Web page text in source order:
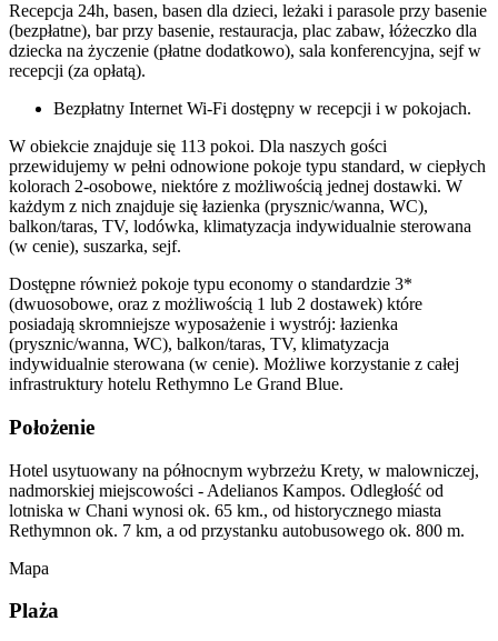
Recepcja 24h, basen, basen dla dzieci, leżaki i parasole przy basenie
(bezpłatne), bar przy basenie, restauracja, plac zabaw, łóżeczko dla
dziecka na życzenie (płatne dodatkowo), sala konferencyjna, sejf w
recepcji (za opłatą).
Bezpłatny Internet Wi-Fi dostępny w recepcji i w pokojach.
W obiekcie znajduje się 113 pokoi. Dla naszych gości
przewidujemy w pełni odnowione pokoje typu standard, w ciepłych
kolorach 2-osobowe, niektóre z możliwością jednej dostawki. W
każdym z nich znajduje się łazienka (prysznic/wanna, WC),
balkon/taras, TV, lodówka, klimatyzacja indywidualnie sterowana
(w cenie), suszarka, sejf.
Dostępne również pokoje typu economy o standardzie 3*
(dwuosobowe, oraz z możliwością 1 lub 2 dostawek) które
posiadają skromniejsze wyposażenie i wystrój: łazienka
(prysznic/wanna, WC), balkon/taras, TV, klimatyzacja
indywidualnie sterowana (w cenie). Możliwe korzystanie z całej
infrastruktury hotelu Rethymno Le Grand Blue.
Położenie
Hotel usytuowany na północnym wybrzeżu Krety, w malowniczej,
nadmorskiej miejscowości - Adelianos Kampos. Odległość od
lotniska w Chani wynosi ok. 65 km., od historycznego miasta
Rethymnon ok. 7 km, a od przystanku autobusowego ok. 800 m.
Mapa
Plaża